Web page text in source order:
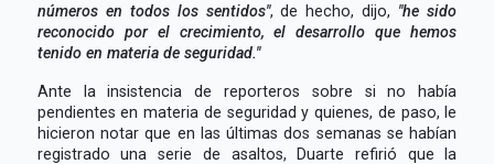
números en todos los sentidos", de hecho, dijo, "he sido
reconocido por el crecimiento, el desarrollo que hemos
tenido en materia de seguridad."
Ante la insistencia de reporteros sobre si no había
pendientes en materia de seguridad y quienes, de paso, le
hicieron notar que en las últimas dos semanas se habían
registrado una serie de asaltos, Duarte refirió que la